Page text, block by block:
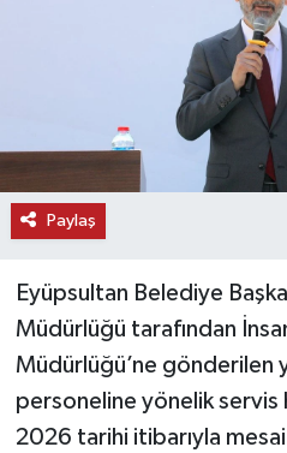
Paylaş
Eyüpsultan Belediye
Müdürlüğü tarafından
Müdürlüğü’ne gönderilen
personeline yönelik
2026 tarihi itibarıyla
SPOR
TEKNOLOJİ
TİCARET
YAŞAM